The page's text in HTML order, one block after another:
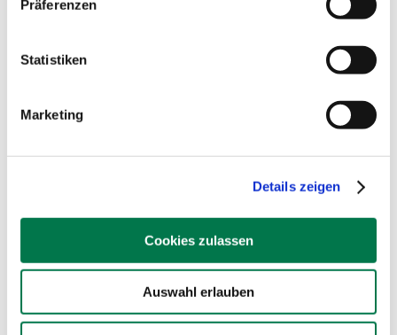
Präferenzen
Statistiken
Marketing
Details zeigen
Cookies zulassen
Auswahl erlauben